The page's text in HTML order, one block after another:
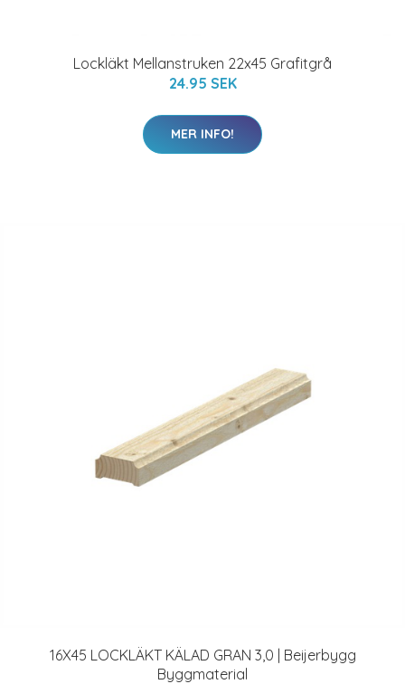
Lockläkt Mellanstruken 22x45 Grafitgrå
24.95 SEK
MER INFO!
16X45 LOCKLÄKT KÄLAD GRAN 3,0 | Beijerbygg
Byggmaterial